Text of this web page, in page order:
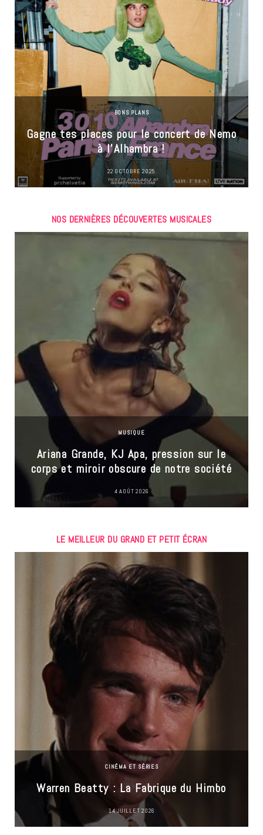
BONS PLANS
Gagne tes places pour le concert de Nemo
à l’Alhambra !
22 OCTOBRE 2025
NOS DERNIÈRES DÉCOUVERTES MUSICALES
MUSIQUE
Ariana Grande, KJ Apa, pression sur le
corps et miroir obscure de notre société
4 AOÛT 2026
LE MEILLEUR DU GRAND ET PETIT ÉCRAN
CINÉMA ET SÉRIES
Warren Beatty : La Fabrique du Himbo
14 JUILLET 2026